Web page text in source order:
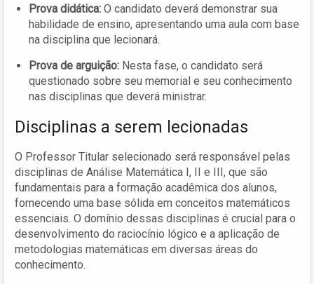
Prova didática: O candidato deverá demonstrar sua
habilidade de ensino, apresentando uma aula com base
na disciplina que lecionará.
Prova de arguição: Nesta fase, o candidato será
questionado sobre seu memorial e seu conhecimento
nas disciplinas que deverá ministrar.
Disciplinas a serem lecionadas
O Professor Titular selecionado será responsável pelas
disciplinas de Análise Matemática I, II e III, que são
fundamentais para a formação acadêmica dos alunos,
fornecendo uma base sólida em conceitos matemáticos
essenciais. O domínio dessas disciplinas é crucial para o
desenvolvimento do raciocínio lógico e a aplicação de
metodologias matemáticas em diversas áreas do
conhecimento.